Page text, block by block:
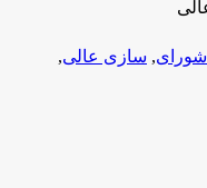
, سازی عالی,